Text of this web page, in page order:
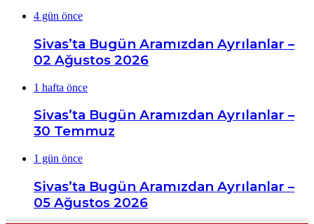
4 gün önce
Sivas’ta Bugün Aramızdan Ayrılanlar –
02 Ağustos 2026
1 hafta önce
Sivas’ta Bugün Aramızdan Ayrılanlar –
30 Temmuz
1 gün önce
Sivas’ta Bugün Aramızdan Ayrılanlar –
05 Ağustos 2026